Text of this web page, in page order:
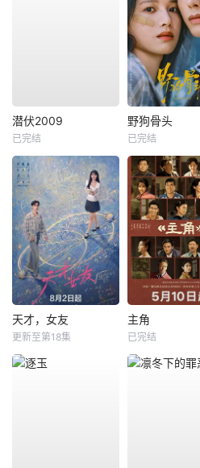
潜伏2009
已完结
野狗骨头
已完结
天才，女友
更新至第18集
主角
已完结